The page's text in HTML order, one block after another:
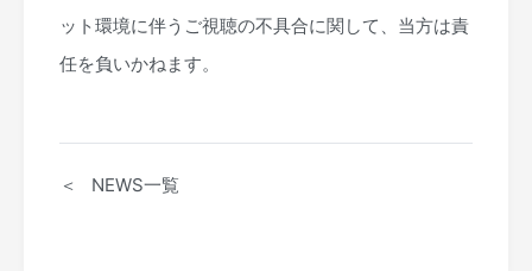
ット環境に伴うご視聴の不具合に関して、当方は責
任を負いかねます。
＜ NEWS一覧